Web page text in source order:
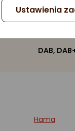
30
DAB,
Hama
Ustawienia